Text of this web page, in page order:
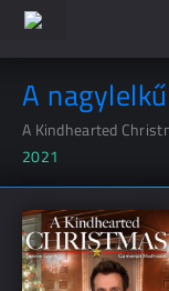
A
A Kindhearted
2021